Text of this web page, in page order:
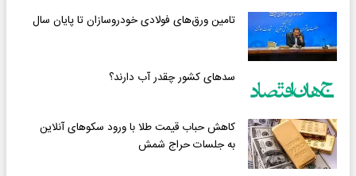
تامین ورق‌های فولادی خودروسازان تا پایان سال
سدهای کشور چقدر آب دارند؟
کاهش حباب قیمت طلا با ورود سکوهای آنلاین
به جلسات حراج شمش